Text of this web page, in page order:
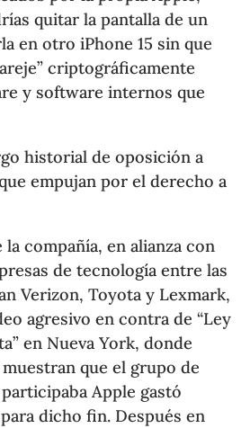
quitar la pantalla de un
en otro iPhone 15 sin que
criptográficamente
y software internos que
historial de oposición a
empujan por el derecho a
la compañía, en alianza con
de tecnología entre las
Verizon, Toyota y Lexmark,
agresivo en contra de “Ley
en Nueva York, donde
que el grupo de
Apple gastó
dicho fin. Después en